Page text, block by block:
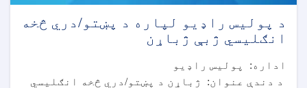
د پولیس راډیو لپاره د پښتو/دري څخه
انګلیسي ژبې ژباړن
اداره: پولیس راډیو
د دندې عنوان: ژباړن د پښتو/دري څخه انګلیسي